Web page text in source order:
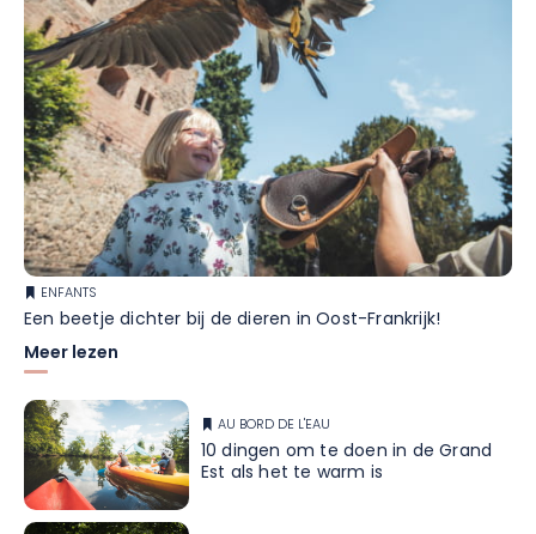
ENFANTS
Een beetje dichter bij de dieren in Oost-Frankrijk!
Meer lezen
AU BORD DE L'EAU
10 dingen om te doen in de Grand
Est als het te warm is